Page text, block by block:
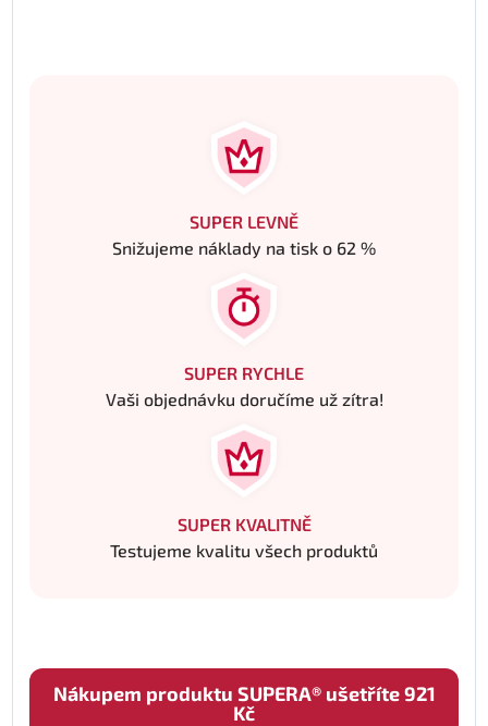
SUPER LEVNĚ
Snižujeme náklady na tisk o 62 %
SUPER RYCHLE
Vaši objednávku doručíme už zítra!
SUPER KVALITNĚ
Testujeme kvalitu všech produktů
Nákupem produktu SUPERA® ušetříte 921
Kč